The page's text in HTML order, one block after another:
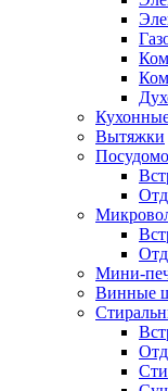
Вытяжки
Мини-
Винные